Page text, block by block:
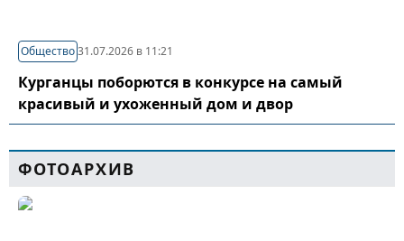
Общество31.07.2026 в 11:21
Курганцы поборются в конкурсе на самый
красивый и ухоженный дом и двор
ФОТОАРХИВ